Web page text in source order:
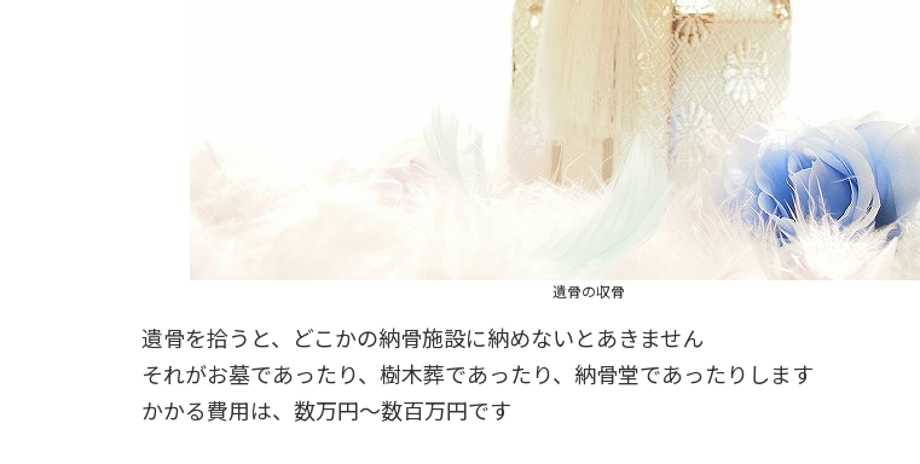
遺骨の収骨
遺骨を拾うと、どこかの納骨施設に納めないとあきません
それがお墓であったり、樹木葬であったり、納骨堂であったりします
かかる費用は、数万円～数百万円です